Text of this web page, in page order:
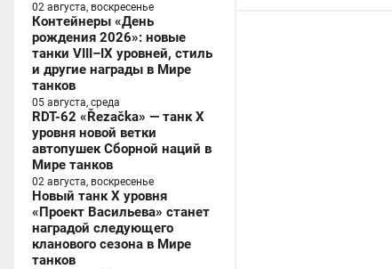
02 августа, воскресенье
Контейнеры «День
рождения 2026»: новые
танки VIII–IX уровней, стиль
и другие награды в Мире
танков
05 августа, среда
RDT-62 «Řezačka» — танк X
уровня новой ветки
автопушек Сборной наций в
Мире танков
02 августа, воскресенье
Новый танк X уровня
«Проект Васильева» станет
наградой следующего
кланового сезона в Мире
танков